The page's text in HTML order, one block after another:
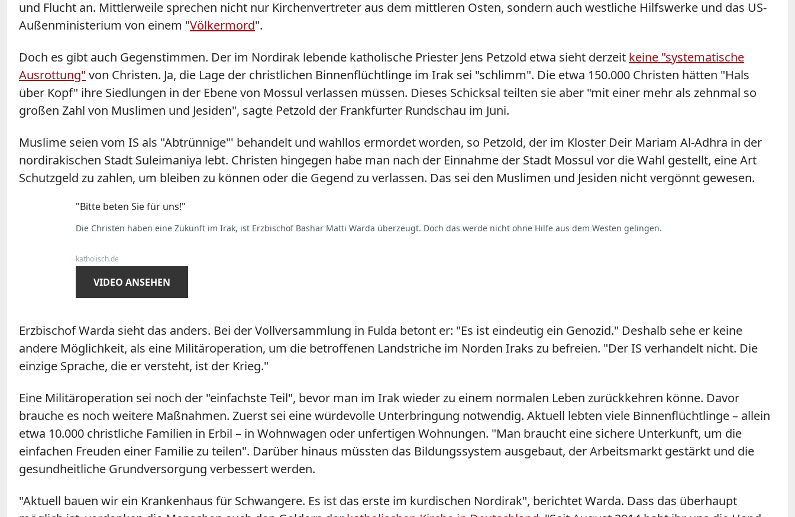
und Flucht an. Mittlerweile sprechen nicht nur Kirchenvertreter aus dem mittleren Osten, sondern auch westliche Hilfswerke und das US-
Außenministerium von einem "Völkermord".
Doch es gibt auch Gegenstimmen. Der im Nordirak lebende katholische Priester Jens Petzold etwa sieht derzeit keine "systematische
Ausrottung" von Christen. Ja, die Lage der christlichen Binnenflüchtlinge im Irak sei "schlimm". Die etwa 150.000 Christen hätten "Hals
über Kopf" ihre Siedlungen in der Ebene von Mossul verlassen müssen. Dieses Schicksal teilten sie aber "mit einer mehr als zehnmal so
großen Zahl von Muslimen und Jesiden", sagte Petzold der Frankfurter Rundschau im Juni.
Muslime seien vom IS als "Abtrünnige"' behandelt und wahllos ermordet worden, so Petzold, der im Kloster Deir Mariam Al-Adhra in der
nordirakischen Stadt Suleimaniya lebt. Christen hingegen habe man nach der Einnahme der Stadt Mossul vor die Wahl gestellt, eine Art
Schutzgeld zu zahlen, um bleiben zu können oder die Gegend zu verlassen. Das sei den Muslimen und Jesiden nicht vergönnt gewesen.
"Bitte beten Sie für uns!"
Die Christen haben eine Zukunft im Irak, ist Erzbischof Bashar Matti Warda überzeugt. Doch das werde nicht ohne Hilfe aus dem Westen gelingen.
katholisch.de
VIDEO ANSEHEN
Erzbischof Warda sieht das anders. Bei der Vollversammlung in Fulda betont er: "Es ist eindeutig ein Genozid." Deshalb sehe er keine
andere Möglichkeit, als eine Militäroperation, um die betroffenen Landstriche im Norden Iraks zu befreien. "Der IS verhandelt nicht. Die
einzige Sprache, die er versteht, ist der Krieg."
Eine Militäroperation sei noch der "einfachste Teil", bevor man im Irak wieder zu einem normalen Leben zurückkehren könne. Davor
brauche es noch weitere Maßnahmen. Zuerst sei eine würdevolle Unterbringung notwendig. Aktuell lebten viele Binnenflüchtlinge – allein
etwa 10.000 christliche Familien in Erbil – in Wohnwagen oder unfertigen Wohnungen. "Man braucht eine sichere Unterkunft, um die
einfachen Freuden einer Familie zu teilen". Darüber hinaus müssten das Bildungssystem ausgebaut, der Arbeitsmarkt gestärkt und die
gesundheitliche Grundversorgung verbessert werden.
"Aktuell bauen wir ein Krankenhaus für Schwangere. Es ist das erste im kurdischen Nordirak", berichtet Warda. Dass das überhaupt